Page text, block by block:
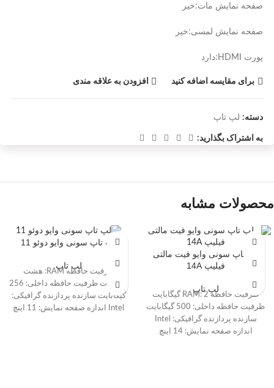
صفحه نمایش مات:خیر
صفحه نمایش لمسی:خیر
پورت HDMI:دارد
برای مقایسه اضافه کنید افزودن به علاقه مندی
دسته: لپ تاپ
به اشتراک بگذارید:
محصولات مشابه
لپ تاپ سونی وایو فیت مالتی
فیلیپ 14A
لپ تاپ
ظرفیت حافظه RAM: 2 گیگابایت
ظرفیت حافظه داخلی: 500 گیگابایت
سازنده پردازنده گرافیکی: Intel
اندازه صفحه نمایش: 14 اینچ
لپ تاپ سونی وایو دوئو 11
لپ تاپ
ظرفیت حافظه RAM: هشت
گیگابایت ظرفیت حافظه داخلی: 256
گیگابایت سازنده پردازنده گرافیکی:
Intel اندازه صفحه نمایش: 11 اینچ